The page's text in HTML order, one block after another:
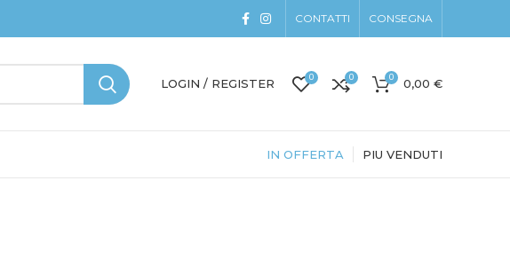
CONTATTI CONSEGNA
LOGIN / REGISTER 0 0 0 0,00 €
IN OFFERTA PIU VENDUTI